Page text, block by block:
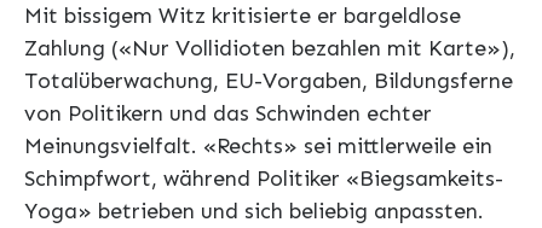
Mit bissigem Witz kritisierte er bargeldlose
Zahlung («Nur Vollidioten bezahlen mit Karte»),
Totalüberwachung, EU-Vorgaben, Bildungsferne
von Politikern und das Schwinden echter
Meinungsvielfalt. «Rechts» sei mittlerweile ein
Schimpfwort, während Politiker «Biegsamkeits-
Yoga» betrieben und sich beliebig anpassten.